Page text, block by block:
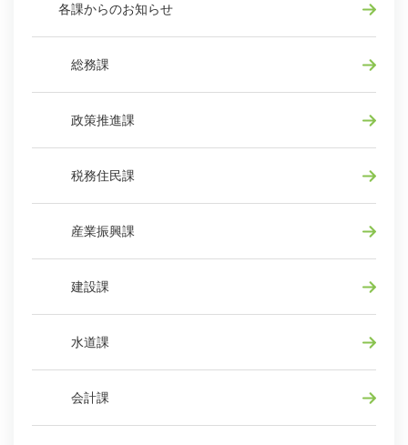
各課からのお知らせ
総務課
政策推進課
税務住民課
産業振興課
建設課
水道課
会計課